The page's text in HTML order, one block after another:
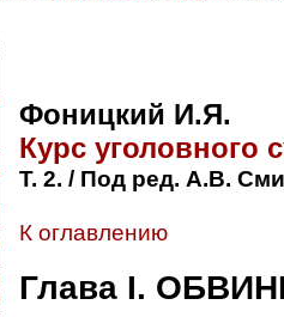
Фоницкий И.Я.
Курс уголовного
Т. 2. / Под ред. А.В.
К оглавлению
Глава I.